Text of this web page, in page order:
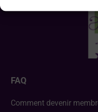
FAQ
Comment devenir